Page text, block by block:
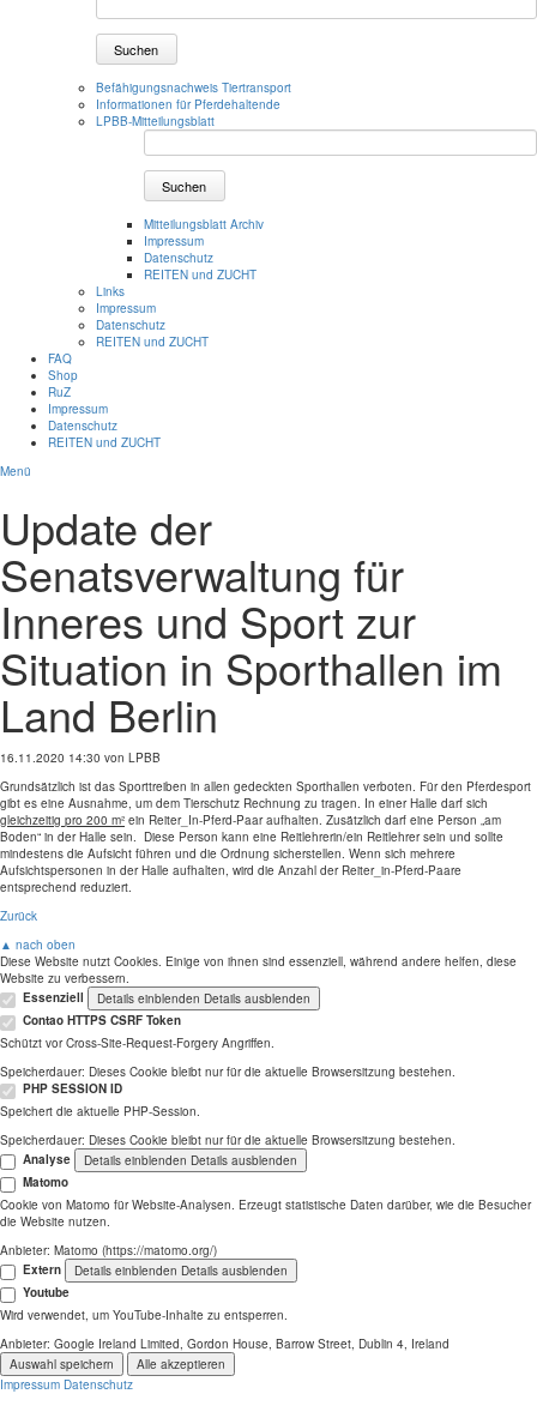
Suchen
Befähigungsnachweis Tiertransport
Informationen für Pferdehaltende
LPBB-Mitteilungsblatt
Suchen
Mitteilungsblatt Archiv
Impressum
Datenschutz
REITEN und ZUCHT
Links
Impressum
Datenschutz
REITEN und ZUCHT
FAQ
Shop
RuZ
Impressum
Datenschutz
REITEN und ZUCHT
Menü
Update der
Senatsverwaltung für
Inneres und Sport zur
Situation in Sporthallen im
Land Berlin
16.11.2020 14:30 von LPBB
Grundsätzlich ist das Sporttreiben in allen gedeckten Sporthallen verboten. Für den Pferdesport
gibt es eine Ausnahme, um dem Tierschutz Rechnung zu tragen. In einer Halle darf sich
gleichzeitig pro 200 m² ein Reiter_In-Pferd-Paar aufhalten. Zusätzlich darf eine Person „am
Boden“ in der Halle sein. Diese Person kann eine Reitlehrerin/ein Reitlehrer sein und sollte
mindestens die Aufsicht führen und die Ordnung sicherstellen. Wenn sich mehrere
Aufsichtspersonen in der Halle aufhalten, wird die Anzahl der Reiter_in-Pferd-Paare
entsprechend reduziert.
Zurück
▲ nach oben
Diese Website nutzt Cookies. Einige von ihnen sind essenziell, während andere helfen, diese
Website zu verbessern.
Essenziell
Details einblenden Details ausblenden
Contao HTTPS CSRF Token
Schützt vor Cross-Site-Request-Forgery Angriffen.
Speicherdauer: Dieses Cookie bleibt nur für die aktuelle Browsersitzung bestehen.
PHP SESSION ID
Speichert die aktuelle PHP-Session.
Speicherdauer: Dieses Cookie bleibt nur für die aktuelle Browsersitzung bestehen.
Analyse
Details einblenden Details ausblenden
Matomo
Cookie von Matomo für Website-Analysen. Erzeugt statistische Daten darüber, wie die Besucher
die Website nutzen.
Anbieter: Matomo (https://matomo.org/)
Extern
Details einblenden Details ausblenden
Youtube
Wird verwendet, um YouTube-Inhalte zu entsperren.
Anbieter: Google Ireland Limited, Gordon House, Barrow Street, Dublin 4, Ireland
Auswahl speichern
Alle akzeptieren
Impressum Datenschutz